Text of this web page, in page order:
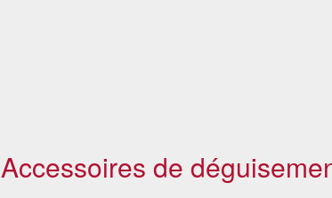
Accessoires de